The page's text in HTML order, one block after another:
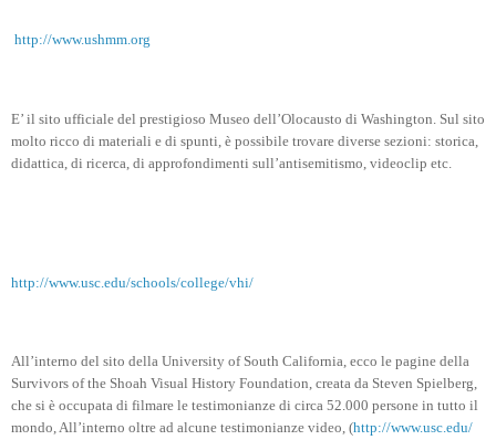
http://www.ushmm.org
E’ il sito ufficiale del prestigioso Museo dell’Olocausto di Washington. Sul sito
molto ricco di materiali e di spunti, è possibile trovare diverse sezioni: storica,
didattica, di ricerca, di approfondimenti sull’antisemitismo, videoclip etc.
http://www.usc.edu/schools/college/vhi/
All’interno del sito della University of South California, ecco le pagine della
Survivors of the Shoah Visual History Foundation, creata da Steven Spielberg,
che si è occupata di filmare le testimonianze di circa 52.000 persone in tutto il
mondo, All’interno oltre ad alcune testimonianze video, (http://www.usc.edu/